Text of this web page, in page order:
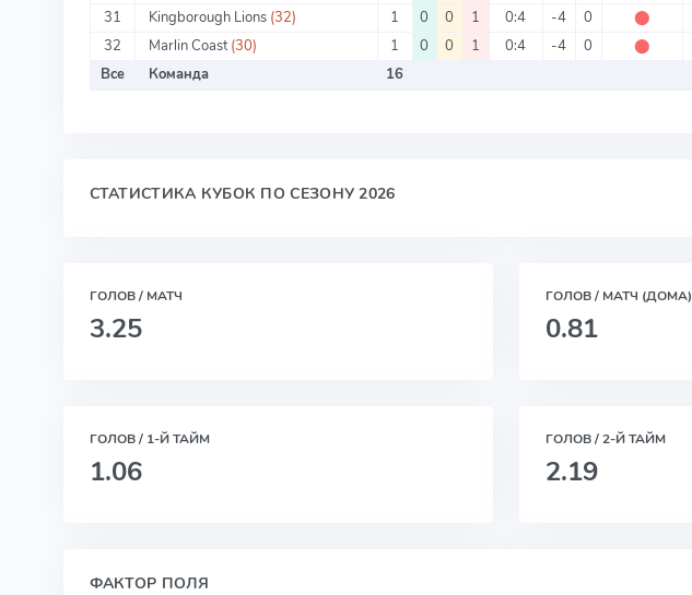
31
Kingborough Lions (32) 1 0 0 1 0:4 -4 0 ⬤
32
Marlin Coast (30) 1 0 0 1 0:4 -4 0 ⬤
Все
Команда 16
СТАТИСТИКА КУБОК ПО СЕЗОНУ 2026
ГОЛОВ / МАТЧ
3.25
ГОЛОВ / МАТЧ (ДОМА)
0.81
ГОЛОВ / 1-Й ТАЙМ
1.06
ГОЛОВ / 2-Й ТАЙМ
2.19
ФАКТОР ПОЛЯ